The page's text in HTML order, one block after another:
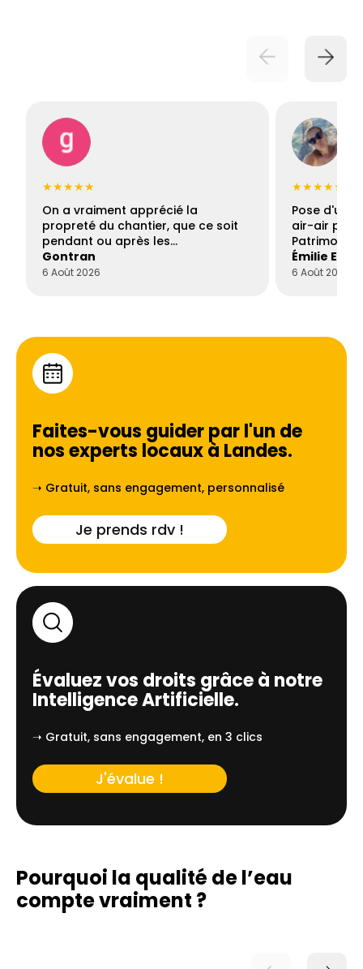
★★★★★
On a vraiment apprécié la
propreté du chantier, que ce soit
pendant ou après les…
Gontran
6 Août 2026
★★★★★
Pose d'une
air-air par
Patrimoine
Émilie
6 Août 2026
Faites-vous guider par l'un de
nos experts locaux à Landes.
➝ Gratuit, sans engagement, personnalisé
Je prends rdv !
Évaluez vos droits grâce à notre
Intelligence Artificielle.
➝ Gratuit, sans engagement, en 3 clics
J'évalue !
Pourquoi la qualité de l’eau
compte vraiment ?